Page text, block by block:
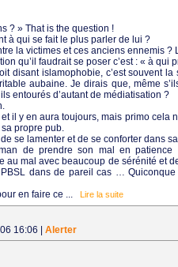
? » That is the question !
à qui se fait le plus parler de lui ?
la victimes et ces anciens ennemis
qu’il faudrait se poser c’est : « à qui
disant islamophobie, c’est souvent
aubaine. Je dirais que, même
entourés d’autant de médiatisation ?
il y en aura toujours, mais primo cela
sa propre pub.
se lamenter et de se conforter dans
de prendre son mal en
au mal avec beaucoup de sérénité et
dans de pareil cas …
en faire ce ... Lire la suite
16:06
Alerter